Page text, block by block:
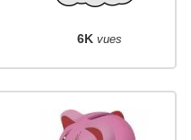
6K vues